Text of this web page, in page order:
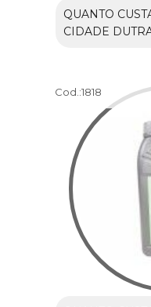
QUANTO
CIDADE
Cod.:1818